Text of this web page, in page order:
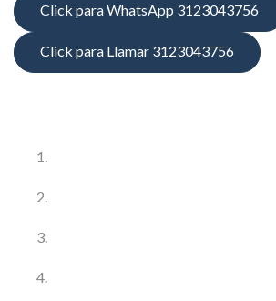
Click para WhatsApp 3123043756
Click para Llamar 3123043756